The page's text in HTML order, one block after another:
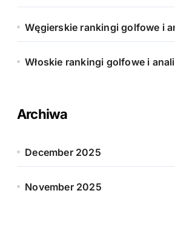
Węgierskie rankingi golfowe i
Włoskie rankingi golfowe i
Archiwa
December 2025
November 2025